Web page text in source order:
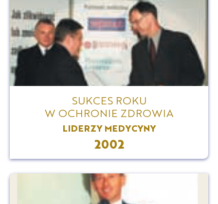
SUKCES ROKU
W OCHRONIE ZDROWIA
LIDERZY MEDYCYNY
2002